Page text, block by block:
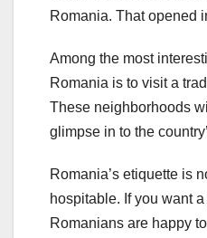
Romania. That opened
Among the most
Romania is to visit a
These neighborhoods
glimpse in to the
Romania’s etiquette is
hospitable. If you want
Romanians are happy